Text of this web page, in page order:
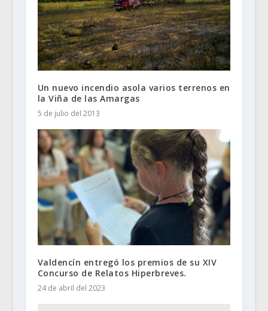
Un nuevo incendio asola varios terrenos en
la Viña de las Amargas
5 de julio del 2013
Valdencín entregó los premios de su XIV
Concurso de Relatos Hiperbreves.
24 de abril del 2023